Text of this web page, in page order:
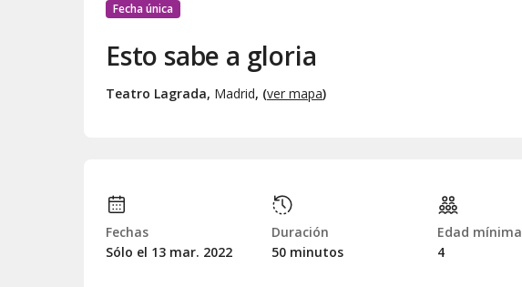
Fecha única
Esto sabe a gloria
Teatro Lagrada, Madrid, (ver mapa)
Fechas
Sólo el 13 mar. 2022
Duración
50 minutos
Edad mínima
4